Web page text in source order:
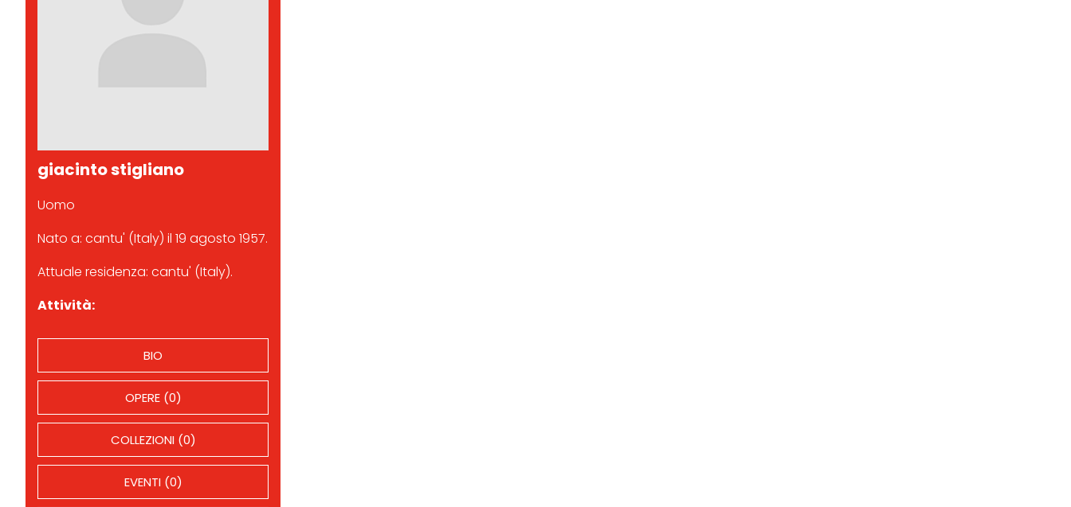
giacinto stigliano
Uomo
Nato a: cantu' (Italy) il 19 agosto 1957.
Attuale residenza: cantu' (Italy).
Attività:
BIO
OPERE (0)
COLLEZIONI (0)
EVENTI (0)